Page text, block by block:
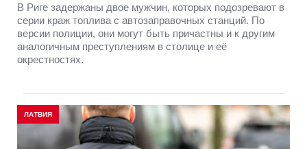
В Риге задержаны двое мужчин, которых подозревают в
серии краж топлива с автозаправочных станций. По
версии полиции, они могут быть причастны и к другим
аналогичным преступлениям в столице и её
окрестностях.
ЛАТВИЯ